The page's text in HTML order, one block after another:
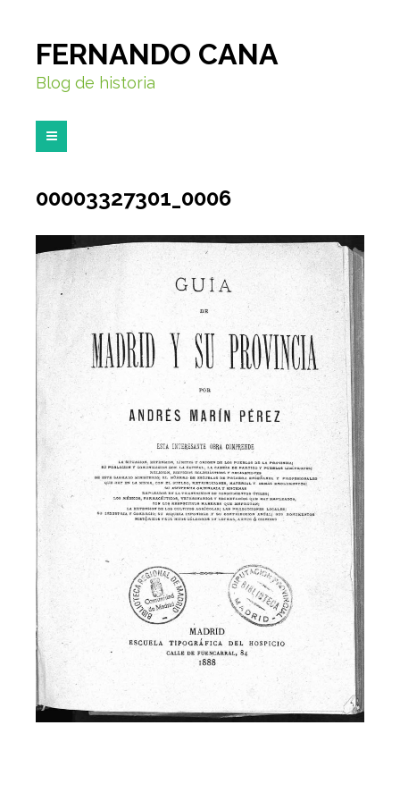
FERNANDO CANA
Blog de historia
00003327301_0006